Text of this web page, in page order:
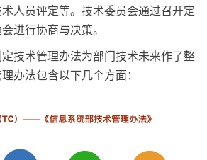
人员评定等。技术委员会通过召开定
进行协商与决策。
技术管理办法为部门技术未来作了整
办法包含以下几个方面：